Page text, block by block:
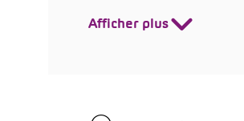
Afficher plus